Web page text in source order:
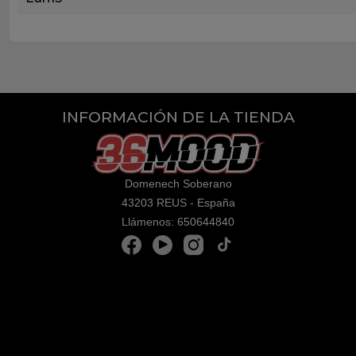
INFORMACIÓN DE LA TIENDA
Domenech Soberano
43203 REUS - España
Llámenos: 650644840